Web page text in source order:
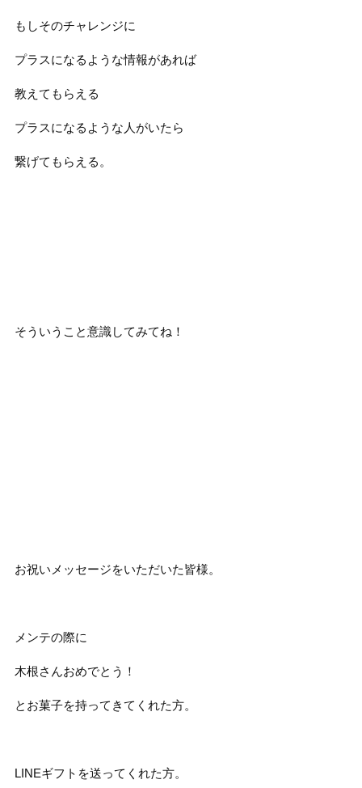
もしそのチャレンジに
プラスになるような情報があれば
教えてもらえる
プラスになるような人がいたら
繋げてもらえる。
そういうこと意識してみてね！
お祝いメッセージをいただいた皆様。
メンテの際に
木根さんおめでとう！
とお菓子を持ってきてくれた方。
LINEギフトを送ってくれた方。